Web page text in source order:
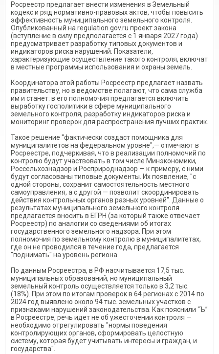
Росреестр предлагает внести изменения в Земельный
кодекс и ряд нормативно-правовых актов, чтобы повысить
эффективность муниципального земельного контроля.
Опубликованный на regulation.gov.ru проект закона
(вступление в силу предполагается с 1 января 2027 года)
предусматривает разработку типовых документов и
индикаторов риска нарушений. Показатели,
характеризующие осуществление такого контроля, включат
в местные программы использования и охраны земель.
Координатора этой работы Росреестр предлагает назвать
правительству, но в ведомстве полагают, что сама служба
им и станет: в его полномочия предлагается включить
выработку госполитики в сфере муниципального
земельного контроля, разработку индикаторов риска и
мониторинг проверок для распространения лучших практик.
Такое решение "фактически создаст помощника для
муниципалитетов на федеральном уровне",— отмечают в
Росреестре, подчеркивая, что в реализации полномочий по
контролю будут участвовать в том числе Минэкономики,
Россельхознадзор и Росприроднадзор — к примеру, с ними
будут согласованы типовые документы. Их появление, "с
одной стороны, сохранит самостоятельность местного
самоуправления, а с другой — позволит скоординировать
действия контрольных органов разных уровней". Данные о
результатах муниципального земельного контроля
предлагается вносить в ЕГРН (за который также отвечает
Росреестр) по аналогии со сведениями об итогах
государственного земельного надзора. При этом
полномочия по земельному контролю в муниципалитетах,
где он не проводился в течение года, предлагается
"поднимать" на уровень региона.
По данным Росреестра, в РФ насчитывается 17,5 тыс.
муниципальных образований, но муниципальный
земельный контроль осуществляется только в 3,2 тыс.
(18%). При этом по итогам проверок в 64 регионах с 2014 по
2024 год выявлено около 94 тыс. земельных участков с
признаками нарушений законодательства. Как пояснили “Ъ”
в Росреестре, речь идет не об ужесточении контроля —
необходимо отрегулировать "нормы поведения
контролирующих органов, сформировать целостную
систему, которая будет учитывать интересы и граждан, и
государства".